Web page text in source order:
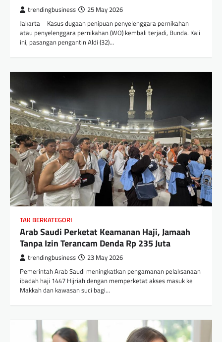
trendingbusiness 25 May 2026
Jakarta – Kasus dugaan penipuan penyelenggara pernikahan
atau penyelenggara pernikahan (WO) kembali terjadi, Bunda. Kali
ini, pasangan pengantin Aldi (32)…
TAK BERKATEGORI
Arab Saudi Perketat Keamanan Haji, Jamaah
Tanpa Izin Terancam Denda Rp 235 Juta
trendingbusiness 23 May 2026
Pemerintah Arab Saudi meningkatkan pengamanan pelaksanaan
ibadah haji 1447 Hijriah dengan memperketat akses masuk ke
Makkah dan kawasan suci bagi…